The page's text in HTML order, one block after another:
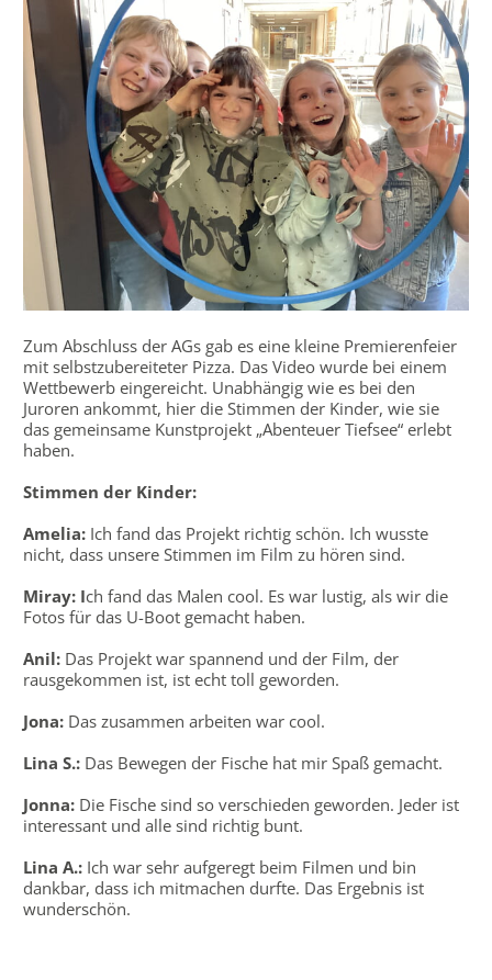
Zum Abschluss der AGs gab es eine kleine Premierenfeier
mit selbstzubereiteter Pizza. Das Video wurde bei einem
Wettbewerb eingereicht. Unabhängig wie es bei den
Juroren ankommt, hier die Stimmen der Kinder, wie sie
das gemeinsame Kunstprojekt „Abenteuer Tiefsee“ erlebt
haben.
Stimmen der Kinder:
Amelia: Ich fand das Projekt richtig schön. Ich wusste
nicht, dass unsere Stimmen im Film zu hören sind.
Miray: Ich fand das Malen cool. Es war lustig, als wir die
Fotos für das U-Boot gemacht haben.
Anil: Das Projekt war spannend und der Film, der
rausgekommen ist, ist echt toll geworden.
Jona: Das zusammen arbeiten war cool.
Lina S.: Das Bewegen der Fische hat mir Spaß gemacht.
Jonna: Die Fische sind so verschieden geworden. Jeder ist
interessant und alle sind richtig bunt.
Lina A.: Ich war sehr aufgeregt beim Filmen und bin
dankbar, dass ich mitmachen durfte. Das Ergebnis ist
wunderschön.